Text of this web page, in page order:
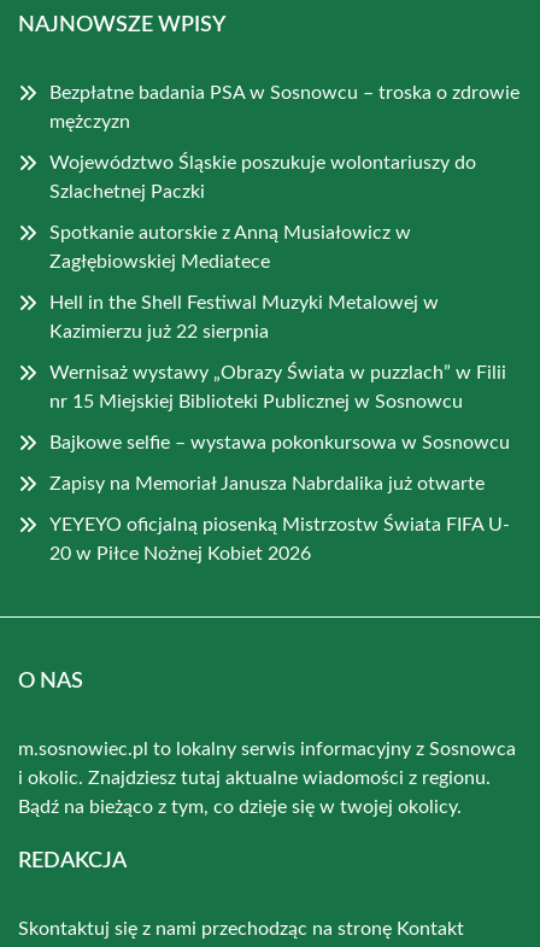
NAJNOWSZE WPISY
Bezpłatne badania PSA w Sosnowcu – troska o zdrowie
mężczyzn
Województwo Śląskie poszukuje wolontariuszy do
Szlachetnej Paczki
Spotkanie autorskie z Anną Musiałowicz w
Zagłębiowskiej Mediatece
Hell in the Shell Festiwal Muzyki Metalowej w
Kazimierzu już 22 sierpnia
Wernisaż wystawy „Obrazy Świata w puzzlach” w Filii
nr 15 Miejskiej Biblioteki Publicznej w Sosnowcu
Bajkowe selfie – wystawa pokonkursowa w Sosnowcu
Zapisy na Memoriał Janusza Nabrdalika już otwarte
YEYEYO oficjalną piosenką Mistrzostw Świata FIFA U-
20 w Piłce Nożnej Kobiet 2026
O NAS
m.sosnowiec.pl to lokalny serwis informacyjny z Sosnowca
i okolic. Znajdziesz tutaj aktualne wiadomości z regionu.
Bądź na bieżąco z tym, co dzieje się w twojej okolicy.
REDAKCJA
Skontaktuj się z nami przechodząc na stronę Kontakt